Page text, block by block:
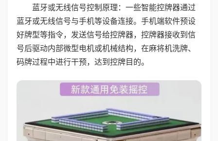
蓝牙或无线信号控制原理：一些智能控牌器通过
蓝牙或无线信号与手机等设备连接。手机端软件预设
好牌型等指令，发送信号给控牌器，控牌器接收到信
号后驱动内部微型电机或机械结构，在麻将机洗牌、
码牌过程中进行干预，达到控牌目的。